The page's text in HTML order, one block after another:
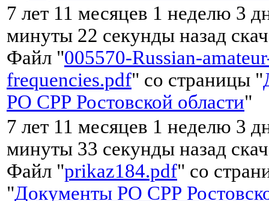
7 лет 11 месяцев 1 неделю 3
минуты 22 секунды назад
Файл "005570-Russian-
frequencies.pdf" со страницы "
РО СРР Ростовской области"
7 лет 11 месяцев 1 неделю 3
минуты 33 секунды назад
Файл "prikaz184.pdf" со
"Документы РО СРР